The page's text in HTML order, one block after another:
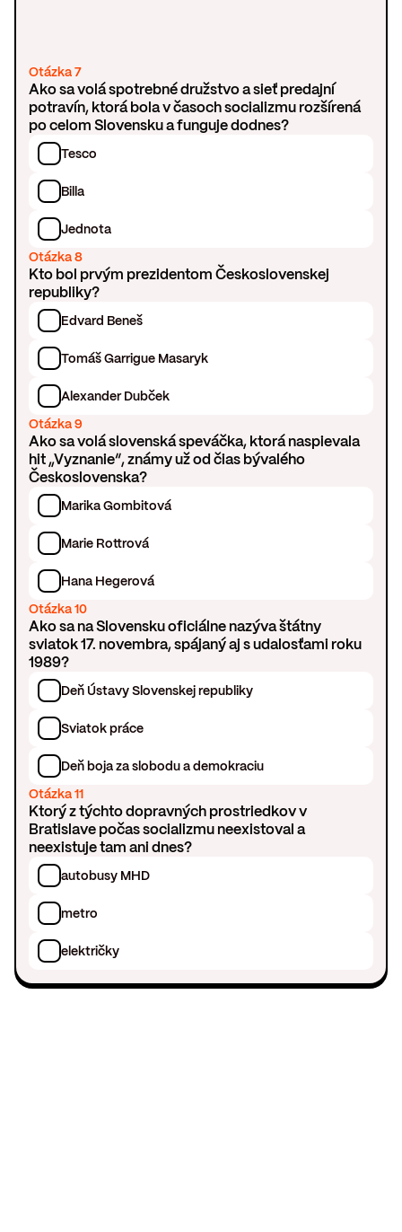
Otázka 7
Ako sa volá spotrebné družstvo a sieť predajní
potravín, ktorá bola v časoch socializmu rozšírená
po celom Slovensku a funguje dodnes?
Tesco
Billa
Jednota
Otázka 8
Kto bol prvým prezidentom Československej
republiky?
Edvard Beneš
Tomáš Garrigue Masaryk
Alexander Dubček
Otázka 9
Ako sa volá slovenská speváčka, ktorá naspievala
hit „Vyznanie“, známy už od čias bývalého
Československa?
Marika Gombitová
Marie Rottrová
Hana Hegerová
Otázka 10
Ako sa na Slovensku oficiálne nazýva štátny
sviatok 17. novembra, spájaný aj s udalosťami roku
1989?
Deň Ústavy Slovenskej republiky
Sviatok práce
Deň boja za slobodu a demokraciu
Otázka 11
Ktorý z týchto dopravných prostriedkov v
Bratislave počas socializmu neexistoval a
neexistuje tam ani dnes?
autobusy MHD
metro
električky